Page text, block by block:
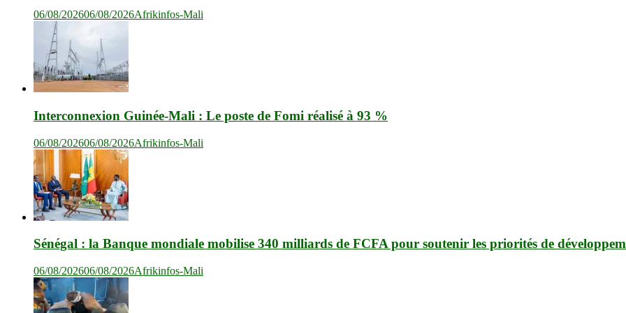
06/08/202606/08/2026Afrikinfos-Mali
Interconnexion Guinée-Mali : Le poste de Fomi réalisé à 93 %
06/08/202606/08/2026Afrikinfos-Mali
Sénégal : la Banque mondiale mobilise 340 milliards de FCFA pour soutenir les priorités de
06/08/202606/08/2026Afrikinfos-Mali